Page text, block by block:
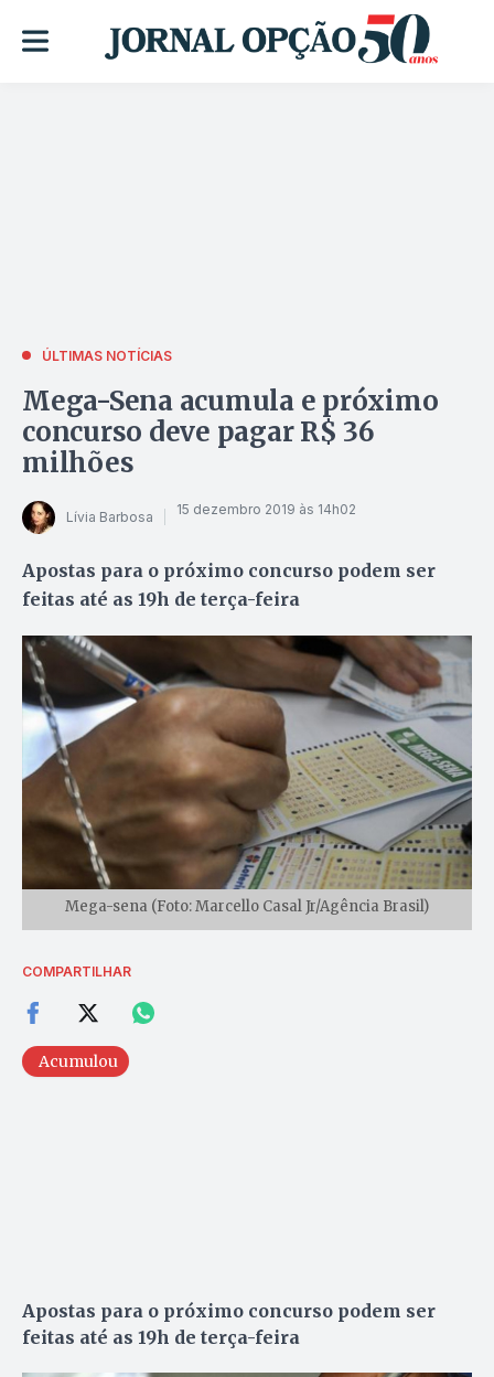
ÚLTIMAS NOTÍCIAS
Mega-Sena acumula e próximo
concurso deve pagar R$ 36
milhões
Lívia Barbosa 15 dezembro 2019 às 14h02
Apostas para o próximo concurso podem ser
feitas até as 19h de terça-feira
Mega-sena (Foto: Marcello Casal Jr/Agência Brasil)
COMPARTILHAR
Acumulou
Apostas para o próximo concurso podem ser
feitas até as 19h de terça-feira